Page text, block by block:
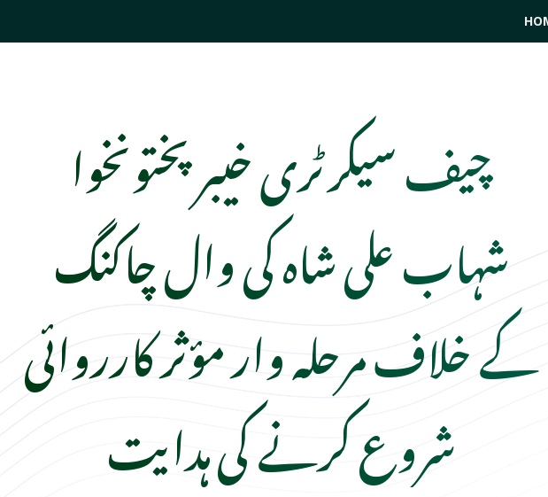
چیف سیکرٹری خیبر پختونخوا
شہاب علی شاہ کی وال چاکنگ
کے خلاف مرحلہ وار مؤثر کارروائی
شروع کرنے کی ہدایت